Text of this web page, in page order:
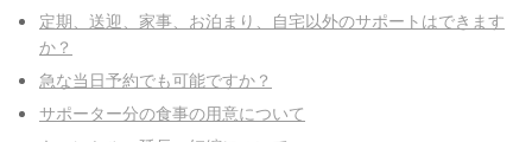
定期、送迎、家事、お泊まり、自宅以外のサポートはできます
か？
急な当日予約でも可能ですか？
サポーター分の食事の用意について